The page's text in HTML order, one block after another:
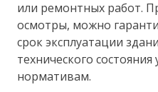
или ремонтных работ.
осмотры, можно
срок эксплуатации
технического
нормативам.